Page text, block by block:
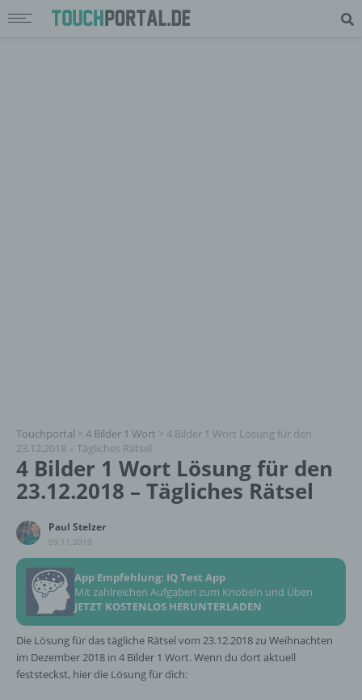
Touchportal > 4 Bilder 1 Wort > 4 Bilder 1 Wort Lösung für den
23.12.2018 – Tägliches Rätsel
4 Bilder 1 Wort Lösung für den
23.12.2018 – Tägliches Rätsel
Paul Stelzer
09.11.2019
App Empfehlung: IQ Test App
Mit zahlreichen Aufgaben zum Knobeln und Üben
JETZT KOSTENLOS HERUNTERLADEN
Die Lösung für das tägliche Rätsel vom 23.12.2018 zu Weihnachten
im Dezember 2018 in 4 Bilder 1 Wort. Wenn du dort aktuell
feststeckst, hier die Lösung für dich: